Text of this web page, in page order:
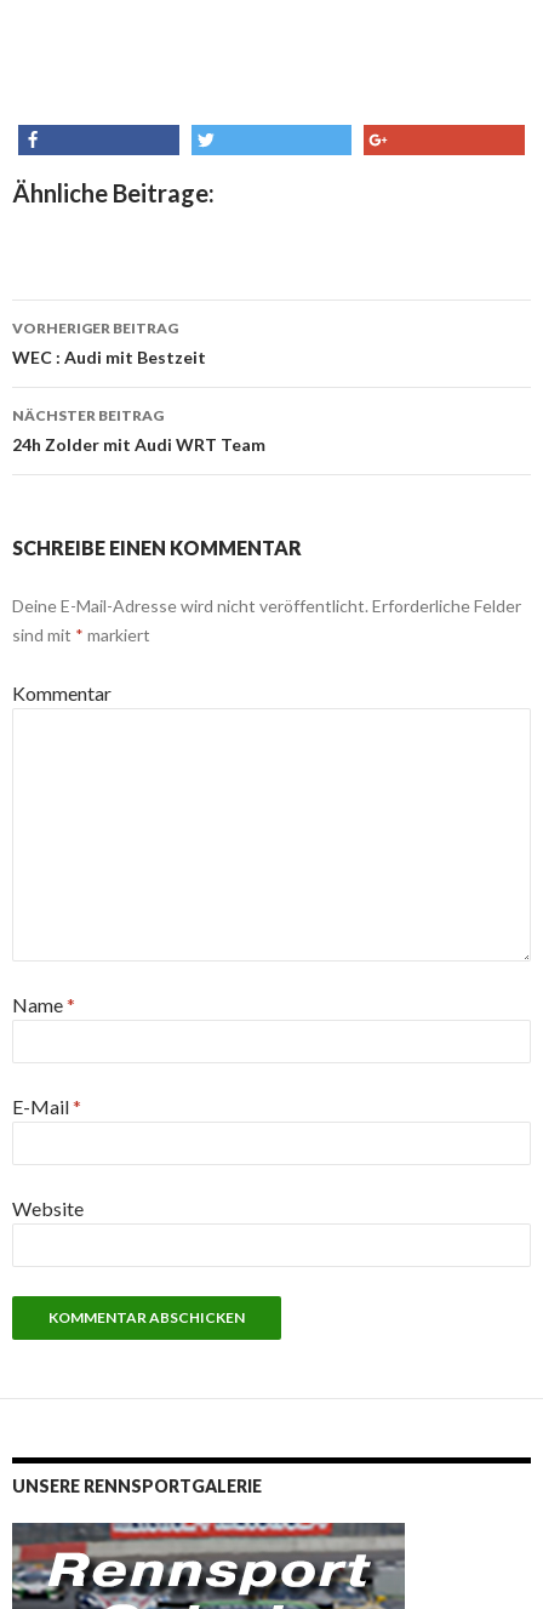
share
Ähnliche Beitrage:
Beitrags-
Navigation
VORHERIGER BEITRAG
WEC : Audi mit Bestzeit
NÄCHSTER BEITRAG
24h Zolder mit Audi WRT Team
SCHREIBE EINEN KOMMENTAR
Deine E-Mail-Adresse wird nicht veröffentlicht. Erforderliche Felder
sind mit * markiert
Kommentar
Name*
E-Mail*
Website
UNSERE RENNSPORTGALERIE